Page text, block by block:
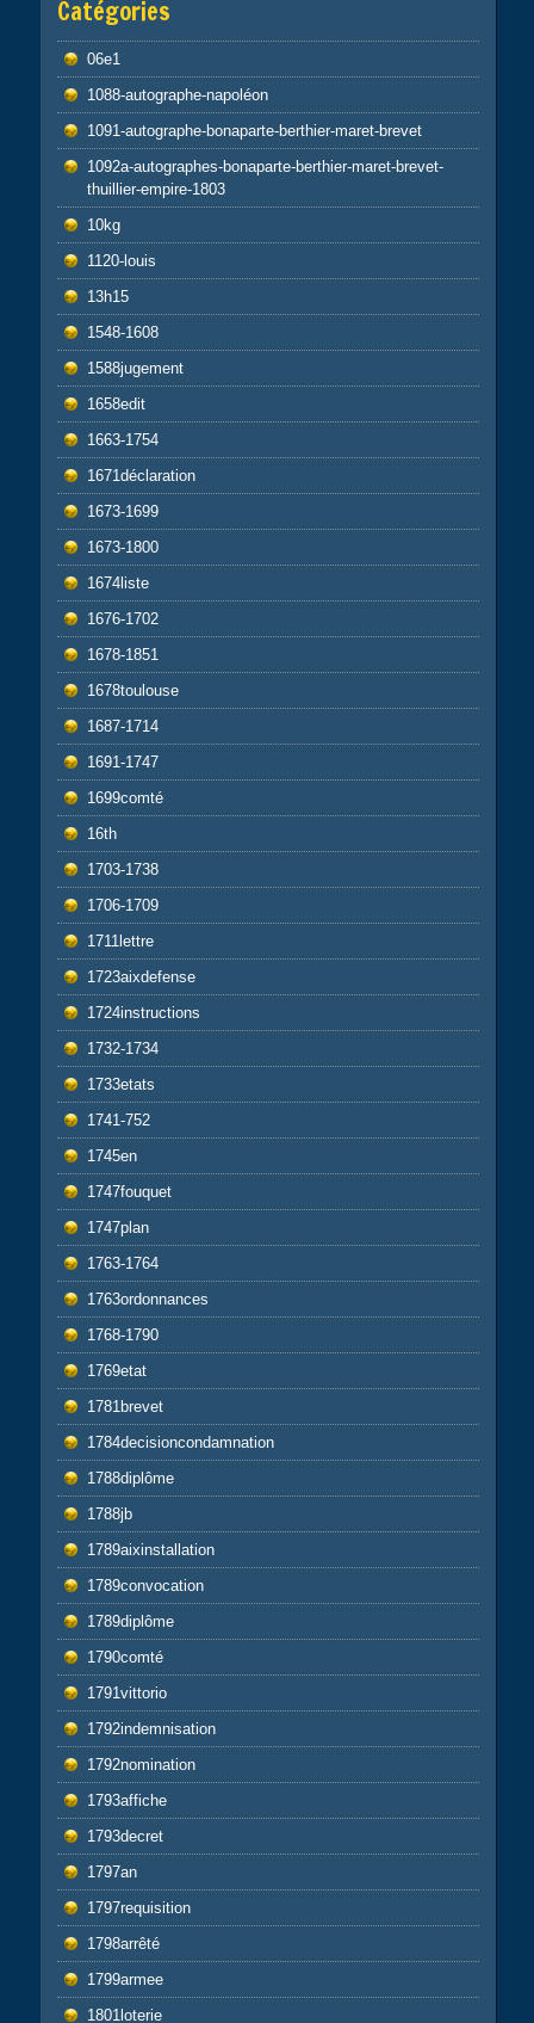
Catégories
06e1
1088-autographe-napoléon
1091-autographe-bonaparte-berthier-maret-brevet
1092a-autographes-bonaparte-berthier-maret-brevet-
thuillier-empire-1803
10kg
1120-louis
13h15
1548-1608
1588jugement
1658edit
1663-1754
1671déclaration
1673-1699
1673-1800
1674liste
1676-1702
1678-1851
1678toulouse
1687-1714
1691-1747
1699comté
16th
1703-1738
1706-1709
1711lettre
1723aixdefense
1724instructions
1732-1734
1733etats
1741-752
1745en
1747fouquet
1747plan
1763-1764
1763ordonnances
1768-1790
1769etat
1781brevet
1784decisioncondamnation
1788diplôme
1788jb
1789aixinstallation
1789convocation
1789diplôme
1790comté
1791vittorio
1792indemnisation
1792nomination
1793affiche
1793decret
1797an
1797requisition
1798arrêté
1799armee
1801loterie